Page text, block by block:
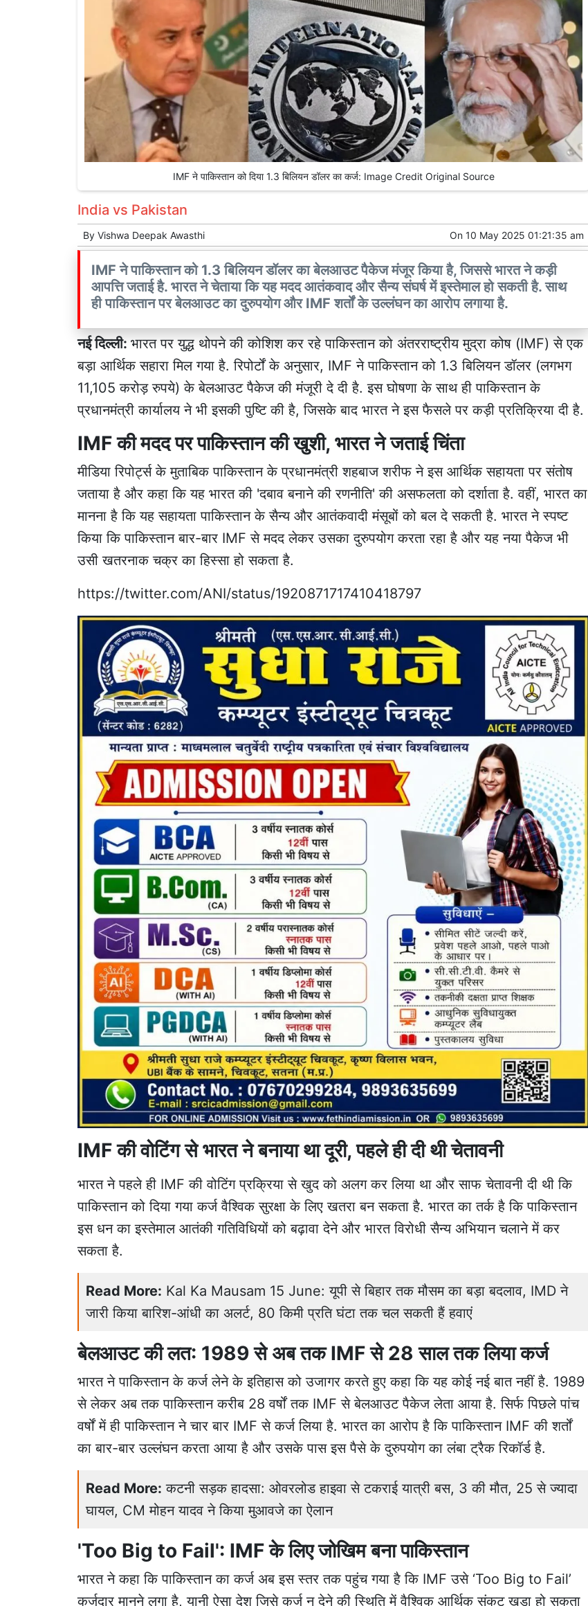
IMF ने पाकिस्तान को दिया 1.3 बिलियन डॉलर का कर्ज: Image Credit Original Source
India vs Pakistan
By Vishwa Deepak Awasthi On 10 May 2025 01:21:35 am
IMF ने पाकिस्तान को 1.3 बिलियन डॉलर का बेलआउट पैकेज मंजूर किया है, जिससे भारत ने कड़ी
आपत्ति जताई है. भारत ने चेताया कि यह मदद आतंकवाद और सैन्य संघर्ष में इस्तेमाल हो सकती है. साथ
ही पाकिस्तान पर बेलआउट का दुरुपयोग और IMF शर्तों के उल्लंघन का आरोप लगाया है.
नई दिल्ली: भारत पर युद्ध थोपने की कोशिश कर रहे पाकिस्तान को अंतरराष्ट्रीय मुद्रा कोष (IMF) से एक
बड़ा आर्थिक सहारा मिल गया है. रिपोर्टों के अनुसार, IMF ने पाकिस्तान को 1.3 बिलियन डॉलर (लगभग
11,105 करोड़ रुपये) के बेलआउट पैकेज की मंजूरी दे दी है. इस घोषणा के साथ ही पाकिस्तान के
प्रधानमंत्री कार्यालय ने भी इसकी पुष्टि की है, जिसके बाद भारत ने इस फैसले पर कड़ी प्रतिक्रिया दी है.
IMF की मदद पर पाकिस्तान की खुशी, भारत ने जताई चिंता
मीडिया रिपोर्ट्स के मुताबिक पाकिस्तान के प्रधानमंत्री शहबाज शरीफ ने इस आर्थिक सहायता पर संतोष
जताया है और कहा कि यह भारत की 'दबाव बनाने की रणनीति' की असफलता को दर्शाता है. वहीं, भारत का
मानना है कि यह सहायता पाकिस्तान के सैन्य और आतंकवादी मंसूबों को बल दे सकती है. भारत ने स्पष्ट
किया कि पाकिस्तान बार-बार IMF से मदद लेकर उसका दुरुपयोग करता रहा है और यह नया पैकेज भी
उसी खतरनाक चक्र का हिस्सा हो सकता है.
https://twitter.com/ANI/status/1920871717410418797
IMF की वोटिंग से भारत ने बनाया था दूरी, पहले ही दी थी चेतावनी
भारत ने पहले ही IMF की वोटिंग प्रक्रिया से खुद को अलग कर लिया था और साफ चेतावनी दी थी कि
पाकिस्तान को दिया गया कर्ज वैश्विक सुरक्षा के लिए खतरा बन सकता है. भारत का तर्क है कि पाकिस्तान
इस धन का इस्तेमाल आतंकी गतिविधियों को बढ़ावा देने और भारत विरोधी सैन्य अभियान चलाने में कर
सकता है.
Read More: Kal Ka Mausam 15 June: यूपी से बिहार तक मौसम का बड़ा बदलाव, IMD ने
जारी किया बारिश-आंधी का अलर्ट, 80 किमी प्रति घंटा तक चल सकती हैं हवाएं
बेलआउट की लत: 1989 से अब तक IMF से 28 साल तक लिया कर्ज
भारत ने पाकिस्तान के कर्ज लेने के इतिहास को उजागर करते हुए कहा कि यह कोई नई बात नहीं है. 1989
से लेकर अब तक पाकिस्तान करीब 28 वर्षों तक IMF से बेलआउट पैकेज लेता आया है. सिर्फ पिछले पांच
वर्षों में ही पाकिस्तान ने चार बार IMF से कर्ज लिया है. भारत का आरोप है कि पाकिस्तान IMF की शर्तों
का बार-बार उल्लंघन करता आया है और उसके पास इस पैसे के दुरुपयोग का लंबा ट्रैक रिकॉर्ड है.
Read More: कटनी सड़क हादसा: ओवरलोड हाइवा से टकराई यात्री बस, 3 की मौत, 25 से ज्यादा
घायल, CM मोहन यादव ने किया मुआवजे का ऐलान
'Too Big to Fail': IMF के लिए जोखिम बना पाकिस्तान
भारत ने कहा कि पाकिस्तान का कर्ज अब इस स्तर तक पहुंच गया है कि IMF उसे ‘Too Big to Fail’
कर्जदार मानने लगा है, यानी ऐसा देश जिसे कर्ज न देने की स्थिति में वैश्विक आर्थिक संकट खड़ा हो सकता